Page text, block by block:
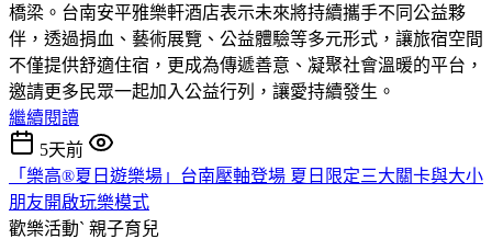
橋梁。台南安平雅樂軒酒店表示未來將持續攜手不同公益夥
伴，透過捐血、藝術展覽、公益體驗等多元形式，讓旅宿空間
不僅提供舒適住宿，更成為傳遞善意、凝聚社會溫暖的平台，
邀請更多民眾一起加入公益行列，讓愛持續發生。
繼續閱讀
5天前
「樂高®夏日遊樂場」台南壓軸登場 夏日限定三大關卡與大小
朋友開啟玩樂模式
歡樂活動ˋ 親子育兒